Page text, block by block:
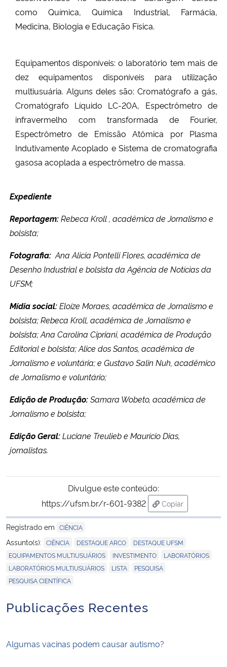
como Química, Química Industrial, Farmácia,
Medicina, Biologia e Educação Física.
Equipamentos disponíveis: o laboratório tem mais de
dez equipamentos disponíveis para utilização
multiusuária. Alguns deles são: Cromatógrafo a gás,
Cromatógrafo Líquido LC-20A, Espectrômetro de
infravermelho com transformada de Fourier,
Espectrômetro de Emissão Atômica por Plasma
Indutivamente Acoplado e Sistema de cromatografia
gasosa acoplada a espectrômetro de massa.
Expediente
Reportagem:Rebeca Kroll , acadêmica de Jornalismo e
bolsista;
Fotografia: Ana Alicia Pontelli Flores, acadêmica de
Desenho Industrial e bolsista da Agência de Notícias da
UFSM;
Mídia social:Eloíze Moraes, acadêmica de Jornalismo e
bolsista; Rebeca Kroll, acadêmica de Jornalismo e
bolsista; Ana Carolina Cipriani, acadêmica de Produção
Editorial e bolsista; Alice dos Santos, acadêmica de
Jornalismo e voluntária; e Gustavo Salin Nuh, acadêmico
de Jornalismo e voluntário;
Edição de Produção:Samara Wobeto, acadêmica de
Jornalismo e bolsista;
Edição Geral:Luciane Treulieb e Maurício Dias,
jornalistas.
Divulgue este conteúdo:
https://ufsm.br/r-601-9382
Copiar
para área de
Registrado em CIÊNCIA
Assunto(s): CIÊNCIA DESTAQUE ARCO DESTAQUE UFSM
EQUIPAMENTOS MULTIUSUÁRIOS INVESTIMENTO LABORATÓRIOS
LABORATÓRIOS MULTIUSUÁRIOS LISTA PESQUISA
PESQUISA CIENTÍFICA
Publicações Recentes
Algumas vacinas podem causar autismo?